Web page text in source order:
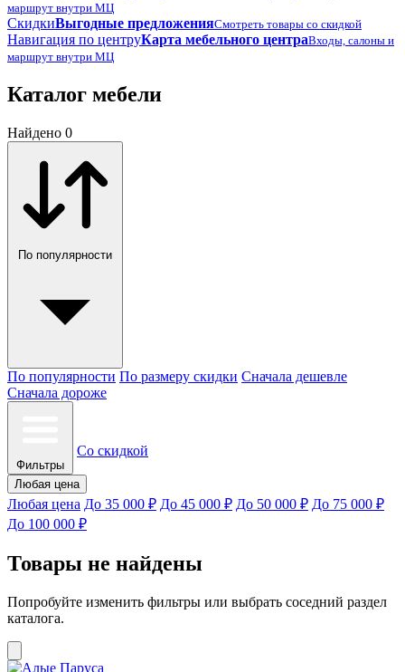
маршрут внутри МЦ
СкидкиВыгодные предложенияСмотреть товары со скидкой
Навигация по центруКарта мебельного центраВходы, салоны и
маршрут внутри МЦ
Каталог мебели
Найдено 0
По популярности
По популярности По размеру скидки Сначала дешевле
Сначала дороже
Фильтры
Со скидкой
Любая цена
Любая цена До 35 000 ₽ До 45 000 ₽ До 50 000 ₽ До 75 000 ₽
До 100 000 ₽
Товары не найдены
Попробуйте изменить фильтры или выбрать соседний раздел
каталога.